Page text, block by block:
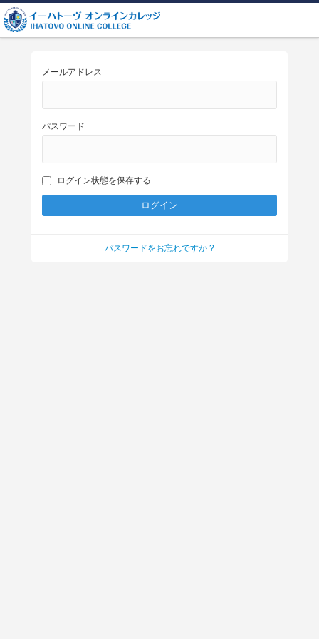
メールアドレス
パスワード
ログイン状態を保存する
パスワードをお忘れですか ?